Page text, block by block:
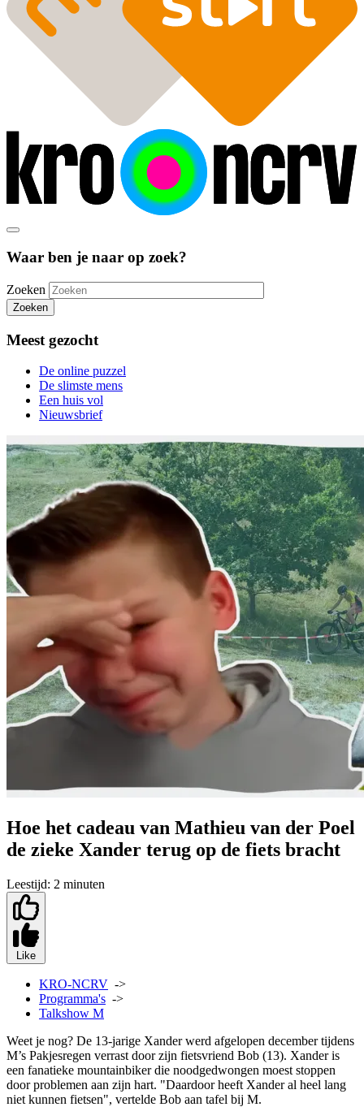
Waar ben je naar op zoek?
Zoeken
Zoeken
Meest gezocht
De online puzzel
De slimste mens
Een huis vol
Nieuwsbrief
Hoe het cadeau van Mathieu van der Poel
de zieke Xander terug op de fiets bracht
Leestijd: 2 minuten
Like
KRO-NCRV ->
Programma's ->
Talkshow M
Weet je nog? De 13-jarige Xander werd afgelopen december tijdens
M’s Pakjesregen verrast door zijn fietsvriend Bob (13). Xander is
een fanatieke mountainbiker die noodgedwongen moest stoppen
door problemen aan zijn hart. "Daardoor heeft Xander al heel lang
niet kunnen fietsen", vertelde Bob aan tafel bij M.